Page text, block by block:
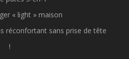
« light » maison
réconfortant sans prise de tête
!